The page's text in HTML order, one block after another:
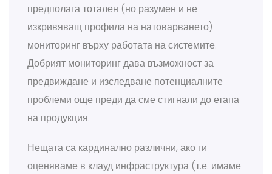
предполага тотален (но разумен и не
изкривяващ профила на натоварването)
мониторинг върху работата на системите.
Добрият мониторинг дава възможност за
предвиждане и изследване потенциалните
проблеми още преди да сме стигнали до етапа
на продукция.
Нещата са кардинално различни, ако ги
оценяваме в клауд инфраструктура (т.е. имаме